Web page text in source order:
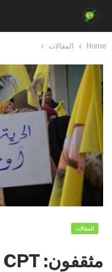
Home المقالات
المقالات